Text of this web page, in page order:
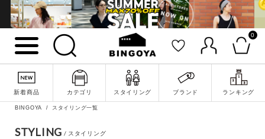
0
新着商品 カテゴリ スタイリング ブランド ランキング
詳細検索
BINGOYA スタイリング一覧
STYLING